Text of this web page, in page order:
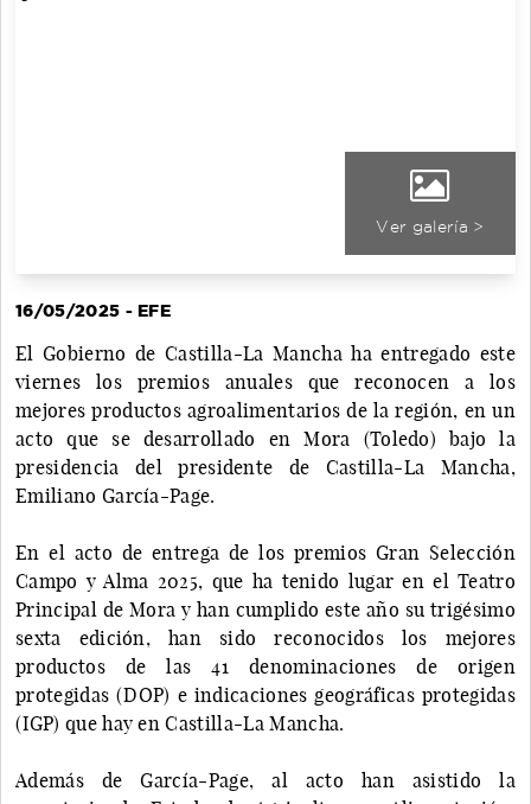
Ver galería >
16/05/2025 - EFE
El Gobierno de Castilla-La Mancha ha entregado este
viernes los premios anuales que reconocen a los
mejores productos agroalimentarios de la región, en un
acto que se desarrollado en Mora (Toledo) bajo la
presidencia del presidente de Castilla-La Mancha,
Emiliano García-Page.
En el acto de entrega de los premios Gran Selección
Campo y Alma 2025, que ha tenido lugar en el Teatro
Principal de Mora y han cumplido este año su trigésimo
sexta edición, han sido reconocidos los mejores
productos de las 41 denominaciones de origen
protegidas (DOP) e indicaciones geográficas protegidas
(IGP) que hay en Castilla-La Mancha.
Además de García-Page, al acto han asistido la